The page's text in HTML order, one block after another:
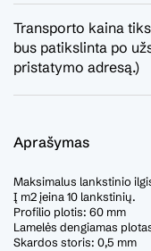
Aprašymas
Maksimalus lankstinio
Į m2 įeina 10 lankstinių.
Profilio plotis: 60 mm
Lamelės dengiamas
Skardos storis: 0,5 mm
Transporto kaina
bus patikslinta po
pristatymo adresą.)